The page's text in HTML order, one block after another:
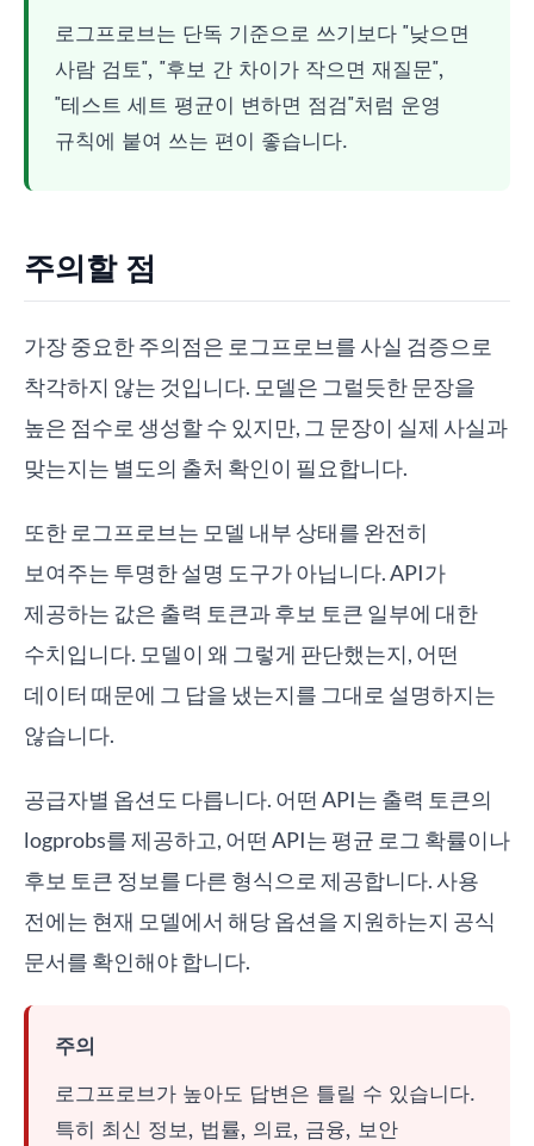
로그프로브는 단독 기준으로 쓰기보다 "낮으면
사람 검토", "후보 간 차이가 작으면 재질문",
"테스트 세트 평균이 변하면 점검"처럼 운영
규칙에 붙여 쓰는 편이 좋습니다.
주의할 점
가장 중요한 주의점은 로그프로브를 사실 검증으로
착각하지 않는 것입니다. 모델은 그럴듯한 문장을
높은 점수로 생성할 수 있지만, 그 문장이 실제 사실과
맞는지는 별도의 출처 확인이 필요합니다.
또한 로그프로브는 모델 내부 상태를 완전히
보여주는 투명한 설명 도구가 아닙니다. API가
제공하는 값은 출력 토큰과 후보 토큰 일부에 대한
수치입니다. 모델이 왜 그렇게 판단했는지, 어떤
데이터 때문에 그 답을 냈는지를 그대로 설명하지는
않습니다.
공급자별 옵션도 다릅니다. 어떤 API는 출력 토큰의
logprobs를 제공하고, 어떤 API는 평균 로그 확률이나
후보 토큰 정보를 다른 형식으로 제공합니다. 사용
전에는 현재 모델에서 해당 옵션을 지원하는지 공식
문서를 확인해야 합니다.
주의
로그프로브가 높아도 답변은 틀릴 수 있습니다.
특히 최신 정보, 법률, 의료, 금융, 보안